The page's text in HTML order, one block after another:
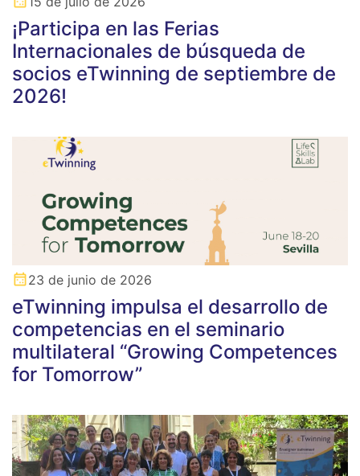
¡Participa en las Ferias
Internacionales de búsqueda de
socios eTwinning de septiembre de
2026!
23 de junio de 2026
eTwinning impulsa el desarrollo de
competencias en el seminario
multilateral “Growing Competences
for Tomorrow”